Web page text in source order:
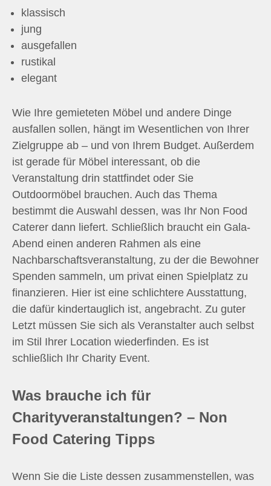
klassisch
jung
ausgefallen
rustikal
elegant
Wie Ihre gemieteten Möbel und andere Dinge
ausfallen sollen, hängt im Wesentlichen von Ihrer
Zielgruppe ab – und von Ihrem Budget. Außerdem
ist gerade für Möbel interessant, ob die
Veranstaltung drin stattfindet oder Sie
Outdoormöbel brauchen. Auch das Thema
bestimmt die Auswahl dessen, was Ihr Non Food
Caterer dann liefert. Schließlich braucht ein Gala-
Abend einen anderen Rahmen als eine
Nachbarschaftsveranstaltung, zu der die Bewohner
Spenden sammeln, um privat einen Spielplatz zu
finanzieren. Hier ist eine schlichtere Ausstattung,
die dafür kindertauglich ist, angebracht. Zu guter
Letzt müssen Sie sich als Veranstalter auch selbst
im Stil Ihrer Location wiederfinden. Es ist
schließlich Ihr Charity Event.
Was brauche ich für
Charityveranstaltungen? – Non
Food Catering Tipps
Wenn Sie die Liste dessen zusammenstellen, was